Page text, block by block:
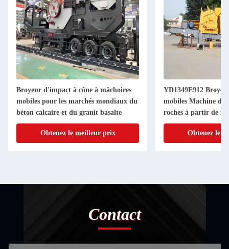
Broyeur d'impact à cône à mâchoires
mobiles pour les marchés mondiaux du
béton calcaire et du granit basalte
Obtenez le meilleur prix
YD1349E912
mobiles Machine de
roches à partir de
alternatif
Obtenez le
Contact